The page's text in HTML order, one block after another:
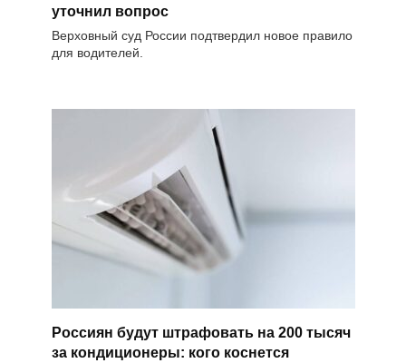
уточнил вопрос
Верховный суд России подтвердил новое правило
для водителей.
Россиян будут штрафовать на 200 тысяч
за кондиционеры: кого коснется